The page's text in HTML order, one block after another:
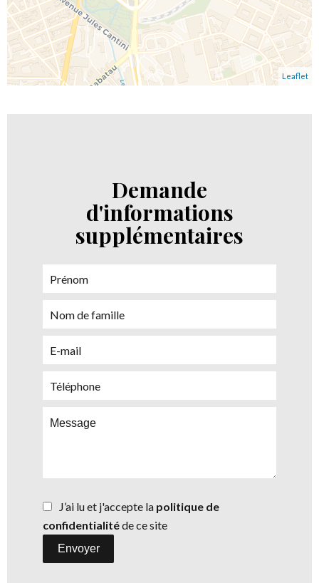
Leaflet
Demande
d'informations
supplémentaires
J’ai lu et j'accepte la politique de
confidentialitéde ce site
Envoyer